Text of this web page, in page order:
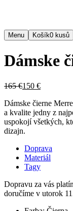
Menu Košík0 kusů
Dámske
165 €150 €
Dámske čierne
a kvalite jedny z
uspokojí všetkých,
dizajn.
Doprava
Materiál
Tagy
Dopravu za vás
doručíme v utorok